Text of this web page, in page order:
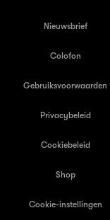
Nieuwsbrief
Colofon
Gebruiksvoorwaarden
Privacybeleid
Cookiebeleid
Shop
Cookie-instellingen